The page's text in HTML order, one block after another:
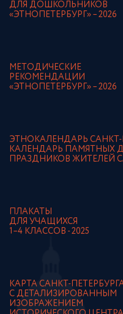
ДЛЯ ДОШКОЛЬНИКОВ
«ЭТНОПЕТЕРБУРГ» – 2026
МЕТОДИЧЕСКИЕ
РЕКОМЕНДАЦИИ
«ЭТНОПЕТЕРБУРГ» – 2026
ЭТНОКАЛЕНДАРЬ САНКТ-
КАЛЕНДАРЬ ПАМЯТНЫХ
ПРАЗДНИКОВ ЖИТЕЛЕЙ
ПЛАКАТЫ
ДЛЯ УЧАЩИХСЯ
1–4 КЛАССОВ - 2025
КАРТА САНКТ-
С ДЕТАЛИЗИРОВАННЫМ
ИЗОБРАЖЕНИЕМ